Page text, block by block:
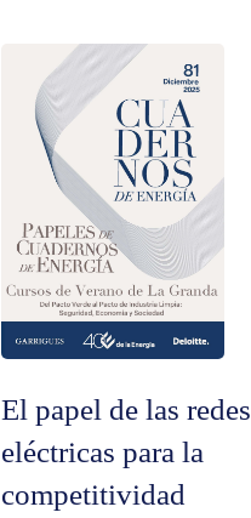
El papel de las redes
eléctricas para la
competitividad